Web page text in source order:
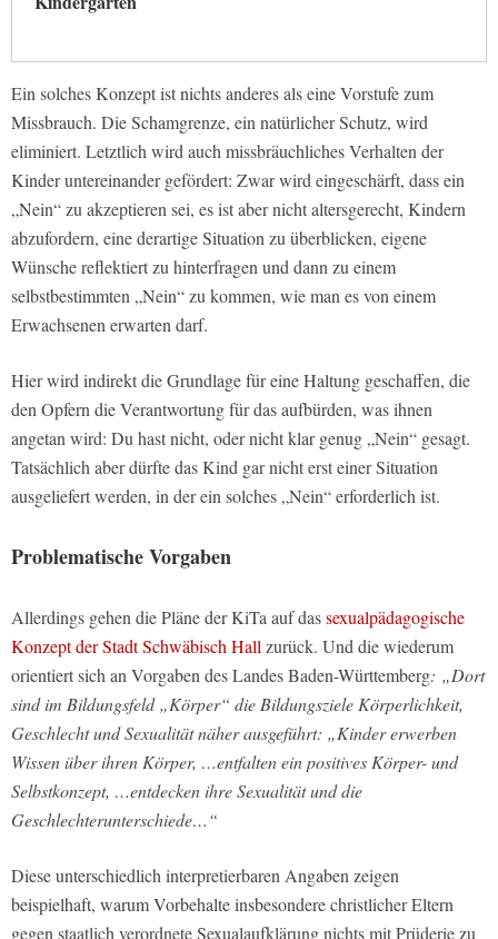
Ein solches Konzept ist nichts anderes als eine Vorstufe zum
Missbrauch. Die Schamgrenze, ein natürlicher Schutz, wird
eliminiert. Letztlich wird auch missbräuchliches Verhalten der
Kinder untereinander gefördert: Zwar wird eingeschärft, dass ein
„Nein“ zu akzeptieren sei, es ist aber nicht altersgerecht, Kindern
abzufordern, eine derartige Situation zu überblicken, eigene
Wünsche reflektiert zu hinterfragen und dann zu einem
selbstbestimmten „Nein“ zu kommen, wie man es von einem
Erwachsenen erwarten darf.
Hier wird indirekt die Grundlage für eine Haltung geschaffen, die
den Opfern die Verantwortung für das aufbürden, was ihnen
angetan wird: Du hast nicht, oder nicht klar genug „Nein“ gesagt.
Tatsächlich aber dürfte das Kind gar nicht erst einer Situation
ausgeliefert werden, in der ein solches „Nein“ erforderlich ist.
Problematische Vorgaben
Allerdings gehen die Pläne der KiTa auf dassexualpädagogische
Konzept der Stadt Schwäbisch Hallzurück. Und die wiederum
orientiert sich an Vorgaben des Landes Baden-Württemberg: „Dort
sind im Bildungsfeld „Körper“ die Bildungsziele Körperlichkeit,
Geschlecht und Sexualität näher ausgeführt: „Kinder erwerben
Wissen über ihren Körper, …entfalten ein positives Körper- und
Selbstkonzept, …entdecken ihre Sexualität und die
Geschlechterunterschiede…“
Diese unterschiedlich interpretierbaren Angaben zeigen
beispielhaft, warum Vorbehalte insbesondere christlicher Eltern
gegen staatlich verordnete Sexualaufklärung nichts mit Prüderie zu